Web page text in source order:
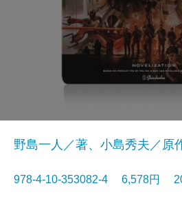
野島一人／著、小島秀夫／原
978-4-10-353082-4 6,578円